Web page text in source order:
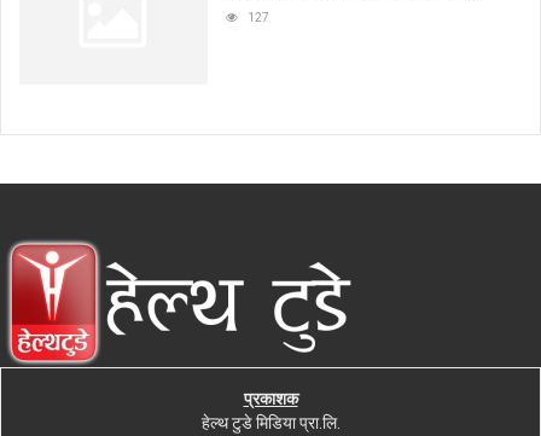
127
प्रकाशक
हेल्थ टुडे मिडिया प्रा.लि.